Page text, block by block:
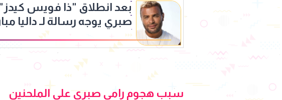
بعد انطلاق "ذا فويس
صبري يوجه رسالة لـ داليا
وقلبك جميل
سبب هجوم رامي صبري على الملحنين